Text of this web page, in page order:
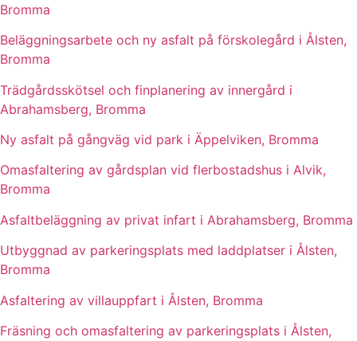
Bromma
Beläggningsarbete och ny asfalt på förskolegård i Ålsten,
Bromma
Trädgårdsskötsel och finplanering av innergård i
Abrahamsberg, Bromma
Ny asfalt på gångväg vid park i Äppelviken, Bromma
Omasfaltering av gårdsplan vid flerbostadshus i Alvik,
Bromma
Asfaltbeläggning av privat infart i Abrahamsberg, Bromma
Utbyggnad av parkeringsplats med laddplatser i Ålsten,
Bromma
Asfaltering av villauppfart i Ålsten, Bromma
Fräsning och omasfaltering av parkeringsplats i Ålsten,